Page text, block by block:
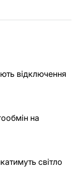
відключення
на
світло